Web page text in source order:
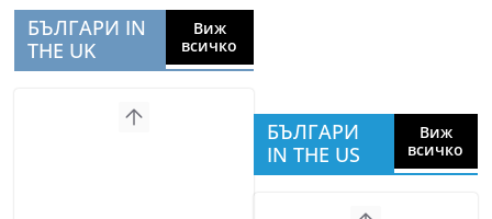
БЪЛГАРИ IN
THE UK
Виж
всичко
БЪЛГАРИ
IN THE US
Виж
всичко